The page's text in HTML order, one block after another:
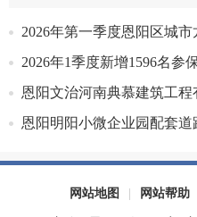
网站地图 网站帮助